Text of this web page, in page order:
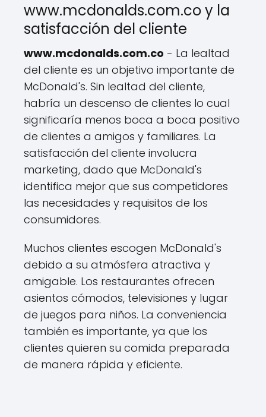
www.mcdonalds.com.co y la
satisfacción del cliente
www.mcdonalds.com.co - La lealtad
del cliente es un objetivo importante de
McDonald's. Sin lealtad del cliente,
habría un descenso de clientes lo cual
significaría menos boca a boca positivo
de clientes a amigos y familiares. La
satisfacción del cliente involucra
marketing, dado que McDonald's
identifica mejor que sus competidores
las necesidades y requisitos de los
consumidores.
Muchos clientes escogen McDonald's
debido a su atmósfera atractiva y
amigable. Los restaurantes ofrecen
asientos cómodos, televisiones y lugar
de juegos para niños. La conveniencia
también es importante, ya que los
clientes quieren su comida preparada
de manera rápida y eficiente.